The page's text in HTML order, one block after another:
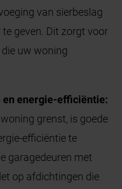
van sierbeslag
geven. Dit zorgt voor
uw woning
en energie-efficiëntie:
grenst, is goede
efficiëntie te
garagedeuren met
op afdichtingen die